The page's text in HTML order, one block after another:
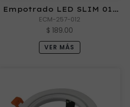
Empotrado LED SLIM 012
6000 12W
ECM-257-012
$ 189.00
VER MÁS